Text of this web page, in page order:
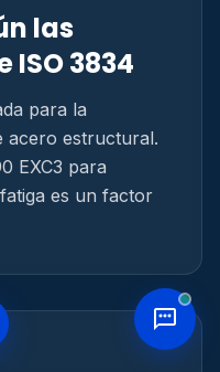
las
ISO 3834
para la
acero estructural.
EXC3 para
es un factor